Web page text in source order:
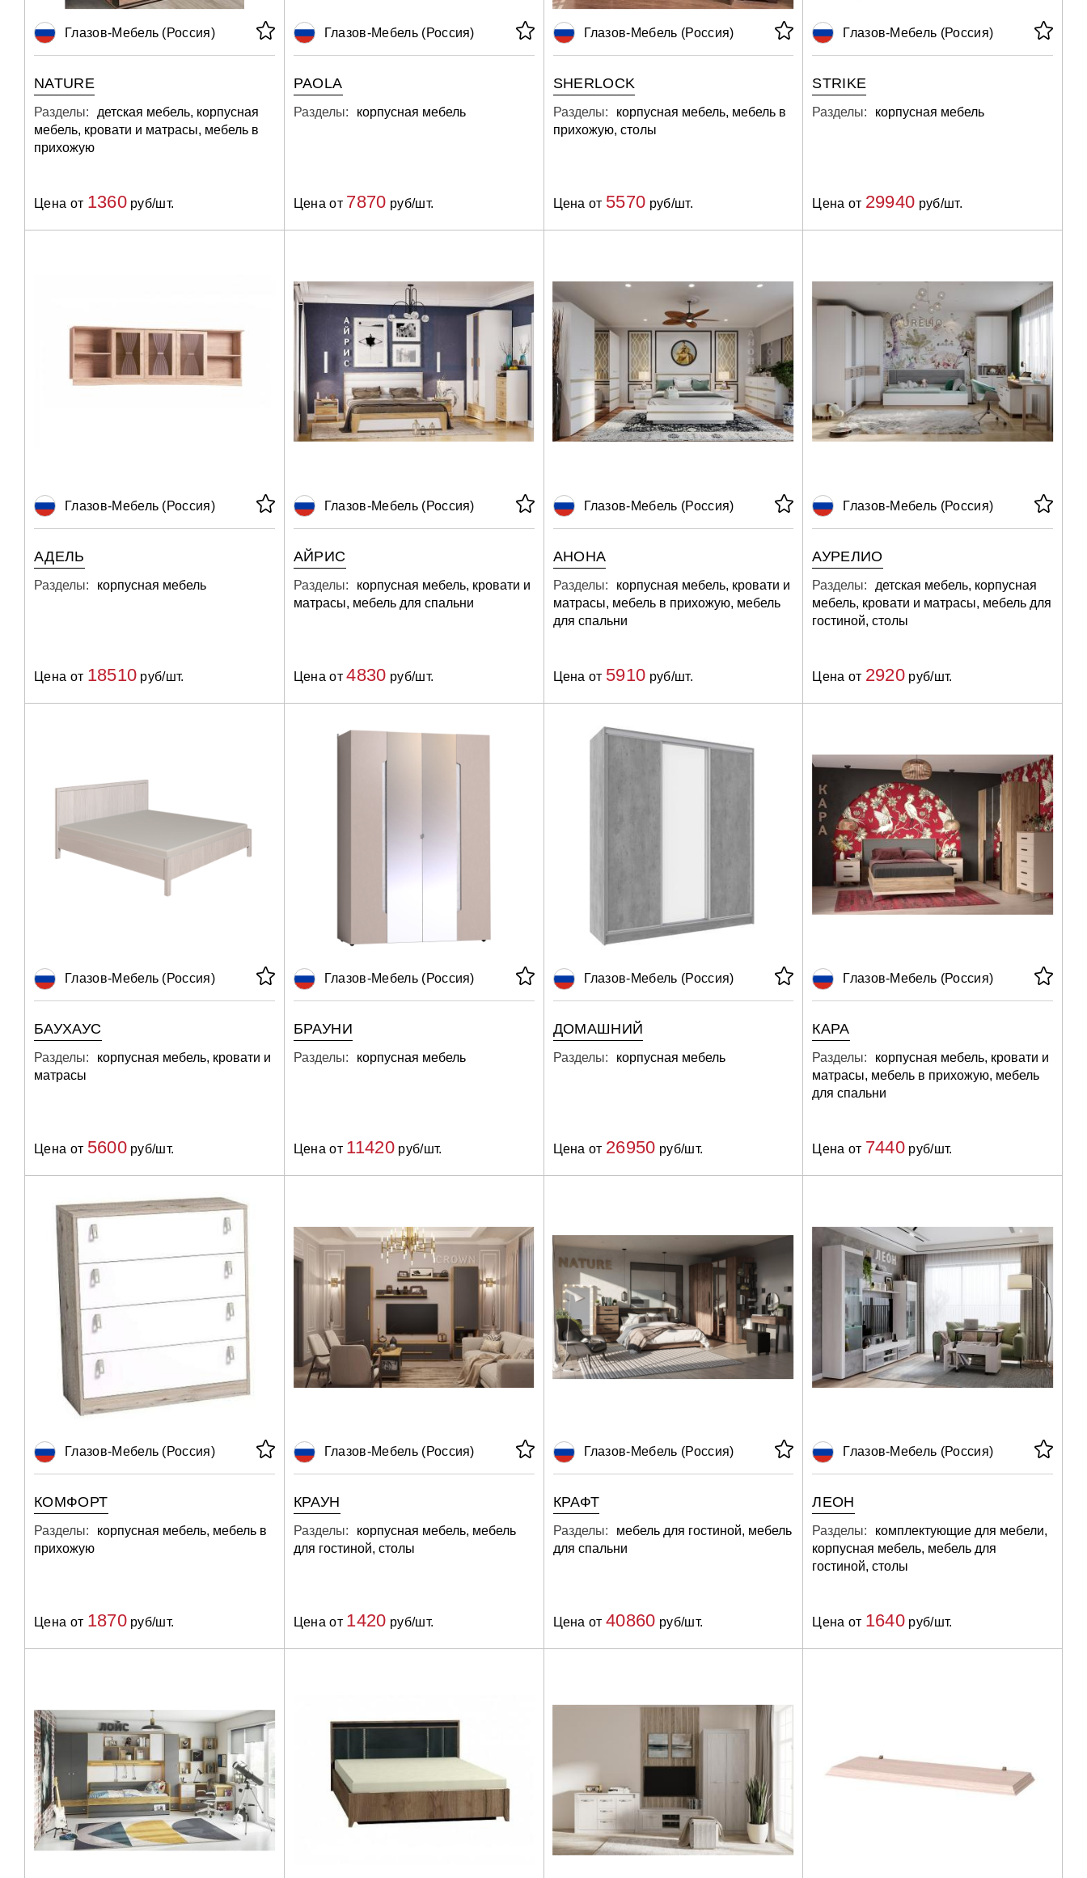
Глазов-Мебель (Россия)
NATURE
Разделы:
детская мебель, корпусная
мебель, кровати и матрасы, мебель в
прихожую
Цена от 1360руб/шт.
Глазов-Мебель (Россия)
PAOLA
Разделы: корпусная мебель
Цена от 7870 руб/шт.
Глазов-Мебель (Россия)
SHERLOCK
Разделы:
корпусная мебель, мебель в
прихожую, столы
Цена от 5570 руб/шт.
Глазов-Мебель (Россия)
STRIKE
Разделы: корпусная мебель
Цена от 29940 руб/шт.
Глазов-Мебель (Россия)
АДЕЛЬ
Разделы: корпусная мебель
Цена от 18510 руб/шт.
Глазов-Мебель (Россия)
АЙРИС
Разделы:
корпусная мебель, кровати и
матрасы, мебель для спальни
Цена от4830 руб/шт.
Глазов-Мебель (Россия)
АНОНА
Разделы:
корпусная мебель, кровати и
матрасы, мебель в прихожую, мебель
для спальни
Цена от 5910 руб/шт.
Глазов-Мебель (Россия)
АУРЕЛИО
Разделы:
детская мебель, корпусная
мебель, кровати и матрасы, мебель для
гостиной, столы
Цена от 2920 руб/шт.
Глазов-Мебель (Россия)
БАУХАУС
Разделы:
корпусная мебель, кровати и
матрасы
Цена от 5600руб/шт.
Глазов-Мебель (Россия)
БРАУНИ
Разделы: корпусная мебель
Цена от 11420руб/шт.
Глазов-Мебель (Россия)
ДОМАШНИЙ
Разделы: корпусная мебель
Цена от 26950 руб/шт.
Глазов-Мебель (Россия)
КАРА
Разделы:
корпусная мебель, кровати и
матрасы, мебель в прихожую, мебель
для спальни
Цена от 7440 руб/шт.
Глазов-Мебель (Россия)
КОМФОРТ
Разделы:
корпусная мебель, мебель в
прихожую
Цена от 1870руб/шт.
Глазов-Мебель (Россия)
КРАУН
Разделы:
корпусная мебель, мебель
для гостиной, столы
Цена от 1420 руб/шт.
Глазов-Мебель (Россия)
КРАФТ
Разделы:
мебель для гостиной, мебель
для спальни
Цена от40860 руб/шт.
Глазов-Мебель (Россия)
ЛЕОН
Разделы:
комплектующие для мебели,
корпусная мебель, мебель для
гостиной, столы
Цена от 1640 руб/шт.